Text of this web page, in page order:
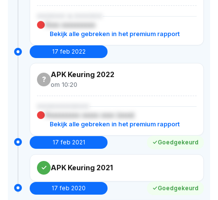
XXXXXX & XXXXXX
Xxxx xxxxxxxxxx
Bekijk alle gebreken in het premium rapport
17 feb 2022
?
APK Keuring 2022
om 10:20
Xxxxxxxxxx xxxxx xxxx (xxxx)
Bekijk alle gebreken in het premium rapport
17 feb 2021 Goedgekeurd
APK Keuring 2021
17 feb 2020 Goedgekeurd